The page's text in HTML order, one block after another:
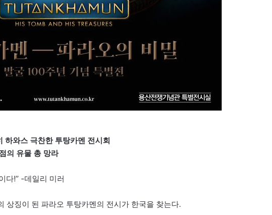
하와스 극찬한 투탕카멘 전시회
의 유물 총 망라
다!” -데일리 미러
상징이 된 파라오 투탕카멘의 전시가 한국을 찾는다.